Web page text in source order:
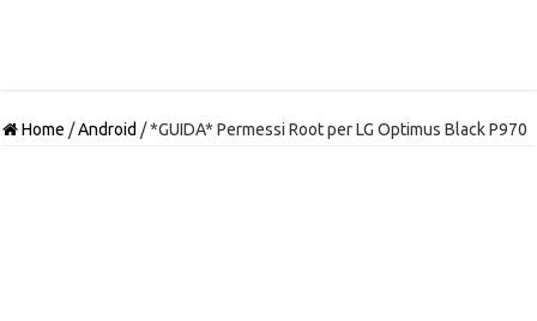
Home /Android /*GUIDA* Permessi Root per LG Optimus Black P970